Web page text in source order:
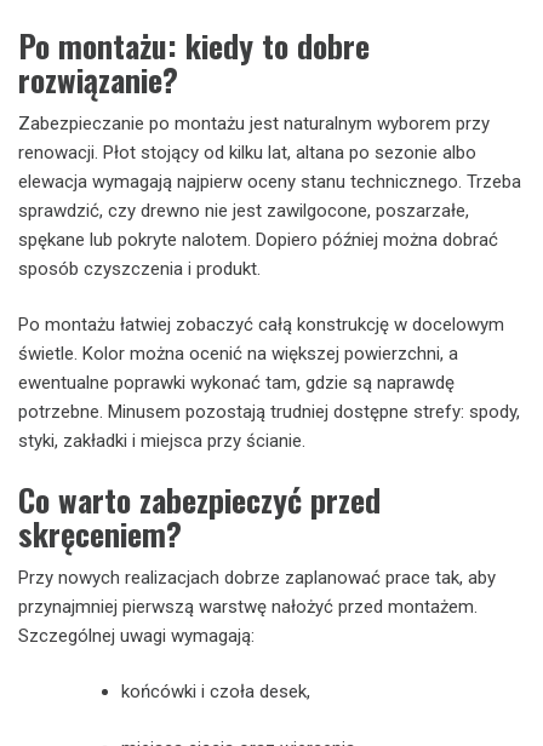
Po montażu: kiedy to dobre
rozwiązanie?
Zabezpieczanie po montażu jest naturalnym wyborem przy
renowacji. Płot stojący od kilku lat, altana po sezonie albo
elewacja wymagają najpierw oceny stanu technicznego. Trzeba
sprawdzić, czy drewno nie jest zawilgocone, poszarzałe,
spękane lub pokryte nalotem. Dopiero później można dobrać
sposób czyszczenia i produkt.
Po montażu łatwiej zobaczyć całą konstrukcję w docelowym
świetle. Kolor można ocenić na większej powierzchni, a
ewentualne poprawki wykonać tam, gdzie są naprawdę
potrzebne. Minusem pozostają trudniej dostępne strefy: spody,
styki, zakładki i miejsca przy ścianie.
Co warto zabezpieczyć przed
skręceniem?
Przy nowych realizacjach dobrze zaplanować prace tak, aby
przynajmniej pierwszą warstwę nałożyć przed montażem.
Szczególnej uwagi wymagają:
końcówki i czoła desek,